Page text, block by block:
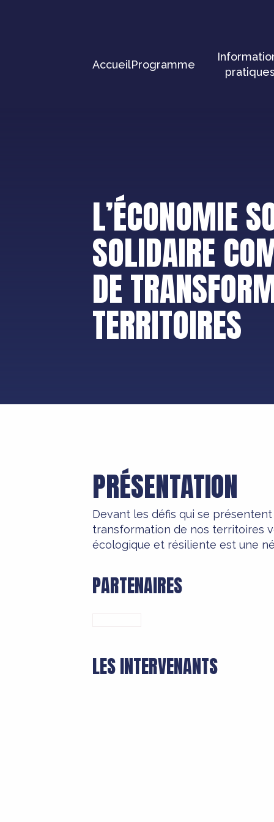
AccueilProgramme
L’ÉCONOMIE
SOLIDAIRE
DE
TERRITOIRES
PRÉSENTATION
Devant les défis qui se
transformation de nos territoires
écologique et résiliente est une
PARTENAIRES
LES INTERVENANTS